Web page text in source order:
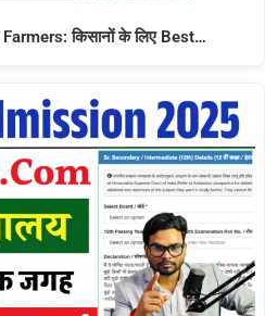
किसानों के लिए Best…